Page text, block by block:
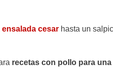
ensalada cesar hasta un
recetas con pollo para